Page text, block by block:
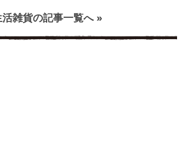
活雑貨の記事一覧へ »